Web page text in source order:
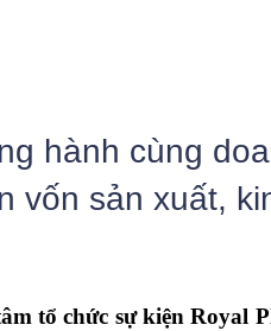
Tỉnh
Chi hội Dn
Chi hội DN
Chi hội DN
Hội DN Hàm Yên
Hội DN Lâm Bình
hành cùng
vốn sản xuất,
tổ chức sự kiện Royal